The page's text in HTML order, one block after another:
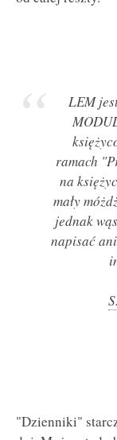
LEM
ramach
na
mały
jednak
napisać
"Dzienniki"